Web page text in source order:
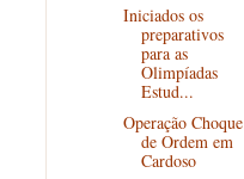
Iniciados os
preparativos
para as
Olimpíadas
Estud...
Operação Choque
de Ordem em
Cardoso